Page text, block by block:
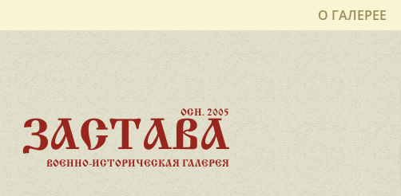
О ГАЛЕРЕЕ
ОСН. 2005
ЗАСТАВА
ВОЕННО-ИСТОРИЧЕСКАЯ ГАЛЕРЕЯ